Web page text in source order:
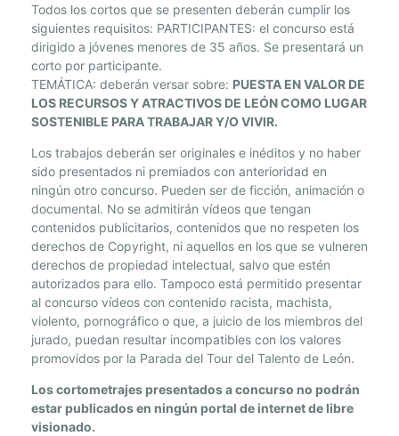
U
R
T
A
L
E
T
O
L
E
Ó
N
.
B
A
S
E
S
D
E
Todos los cortos que se presenten deberán cumplir los
siguientes requisitos: PARTICIPANTES: el concurso está
dirigido a jóvenes menores de 35 años. Se presentará un
corto por participante.
TEMÁTICA: deberán versar sobre: PUESTA EN VALOR DE
LOS RECURSOS Y ATRACTIVOS DE LEÓN COMO LUGAR
SOSTENIBLE PARATRABAJAR Y/O VIVIR.
Los trabajos deberán ser originales e inéditos y no haber
sido presentados ni premiados con anterioridad en
ningún otro concurso. Pueden ser de ficción, animación o
documental. No se admitirán vídeos que tengan
contenidos publicitarios, contenidos que no respeten los
derechos de Copyright, ni aquellos en los que se vulneren
derechos de propiedad intelectual, salvo que estén
autorizados para ello. Tampoco está permitido presentar
al concurso vídeos con contenido racista, machista,
violento, pornográfico o que, a juicio de los miembros del
jurado, puedan resultar incompatibles con los valores
promovidos por la Parada del Tour del Talento de León.
Los cortometrajes presentados a concurso no podrán
estar publicados en ningún portal de internet de libre
visionado.